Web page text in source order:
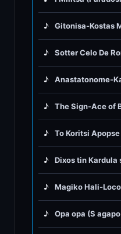
♪ Gitonisa-Kostas
♪ Sotter Celo De
♪ Anastatonome-
♪ The Sign-Ace of
♪ To Koritsi
♪ Dixos tin Kardula
♪ Magiko Hali-
♪ Opa opa (S
♪ Greek
♪ Greek
♪ Instrumentals
♪ Jazz & Swing
♪ Latin Classics
Pop & Dance